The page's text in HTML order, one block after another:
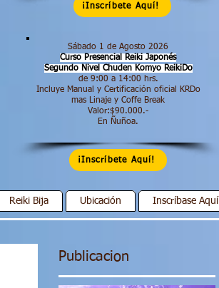
¡Inscríbete Aquí!
Sábado 1 de Agosto 2026
Curso Presencial Reiki Japonés
Segundo Nivel Chuden Komyo ReikiDo
de 9:00 a 14:00 hrs.​
Incluye Manual y Certificación oficial KRDo
mas Linaje y Coffe Break
Valor:$90.000.-
En Ñuñoa.
¡Inscríbete Aquí!
Reiki Bija Ubicación Inscríbase Aquí
Publicacion